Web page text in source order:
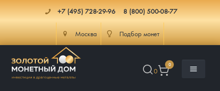
+7 (495) 728-29-96 8 (800) 500-08-77
Москва Подбор монет
0
0